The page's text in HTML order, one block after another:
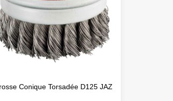
Conique Torsadée D125 JAZ